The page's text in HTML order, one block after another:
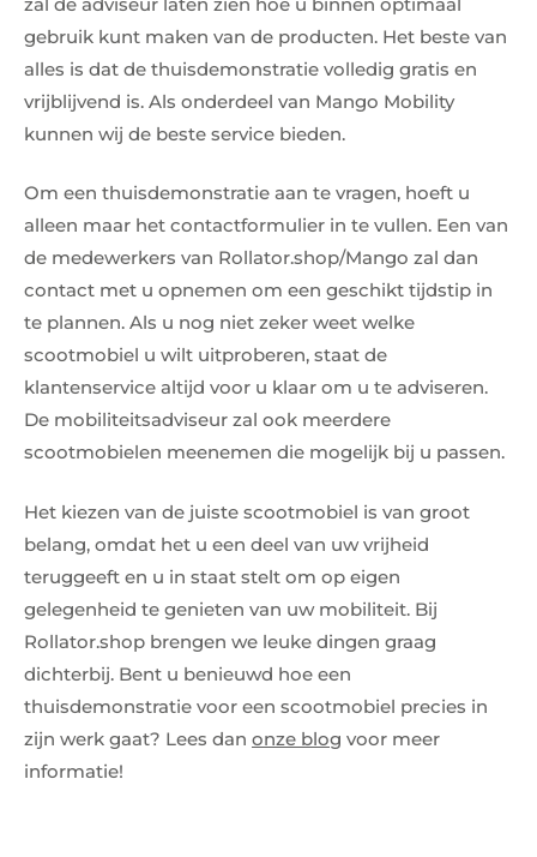
zal de adviseur laten zien hoe u binnen optimaal
gebruik kunt maken van de producten. Het beste van
alles is dat de thuisdemonstratie volledig gratis en
vrijblijvend is. Als onderdeel van Mango Mobility
kunnen wij de beste service bieden.
Om een thuisdemonstratie aan te vragen, hoeft u
alleen maar het contactformulier in te vullen. Een van
de medewerkers van Rollator.shop/Mango zal dan
contact met u opnemen om een geschikt tijdstip in
te plannen. Als u nog niet zeker weet welke
scootmobiel u wilt uitproberen, staat de
klantenservice altijd voor u klaar om u te adviseren.
De mobiliteitsadviseur zal ook meerdere
scootmobielen meenemen die mogelijk bij u passen.
Het kiezen van de juiste scootmobiel is van groot
belang, omdat het u een deel van uw vrijheid
teruggeeft en u in staat stelt om op eigen
gelegenheid te genieten van uw mobiliteit. Bij
Rollator.shop brengen we leuke dingen graag
dichterbij. Bent u benieuwd hoe een
thuisdemonstratie voor een scootmobiel precies in
zijn werk gaat? Lees dan onze blog voor meer
informatie!